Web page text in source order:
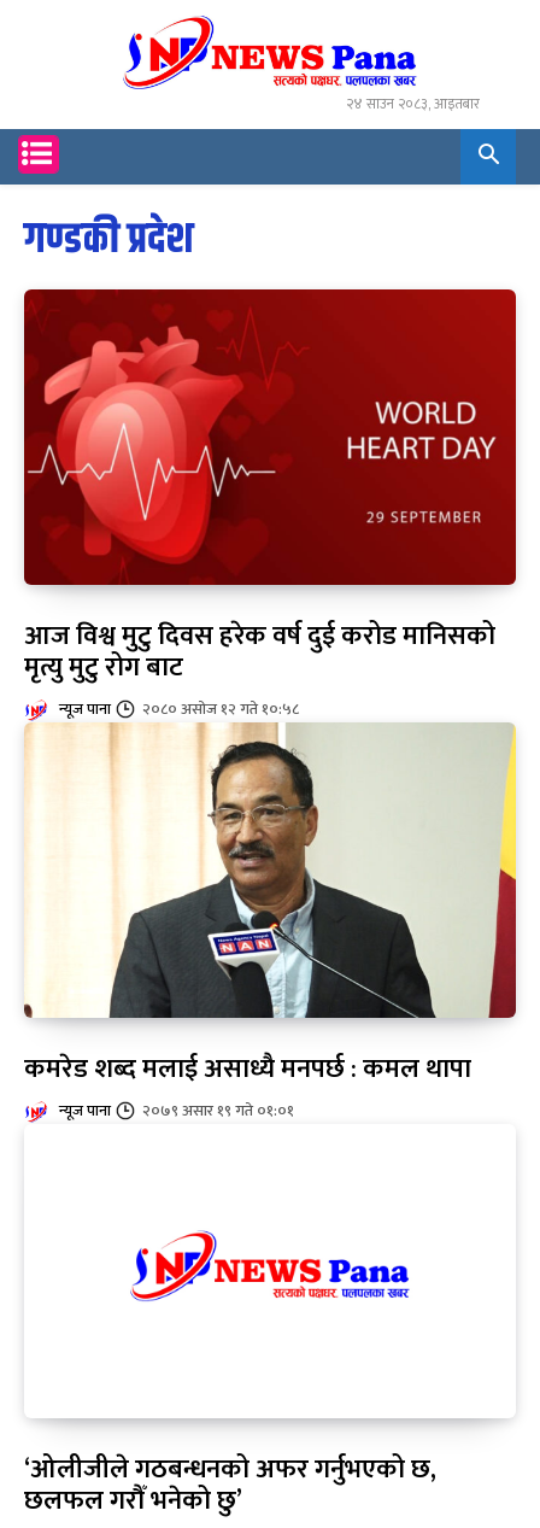
२४ साउन २०८३, आइतबार
गण्डकी प्रदेश
आज विश्व मुटु दिवस हरेक वर्ष दुई करोड मानिसको
मृत्यु मुटु रोग बाट
न्यूज पाना २०८० असोज १२ गते १०:५८
कमरेड शब्द मलाई असाध्यै मनपर्छ : कमल थापा
न्यूज पाना २०७९ असार १९ गते ०१:०१
‘ओलीजीले गठबन्धनको अफर गर्नुभएको छ,
छलफल गरौँ भनेको छु’